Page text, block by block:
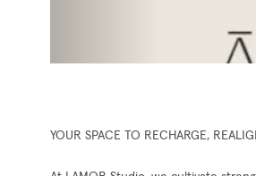
YOUR SPACE TO RECHARGE,